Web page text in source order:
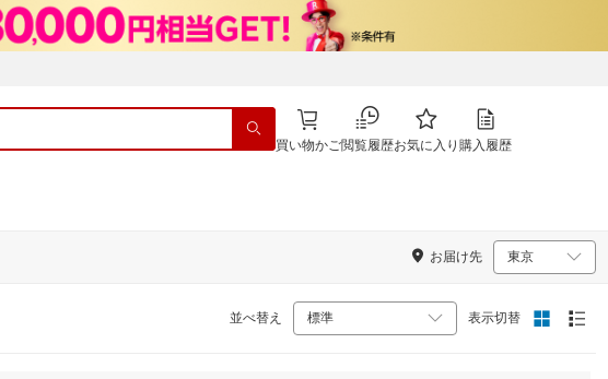
買い物かご閲覧履歴お気に入り 購入履歴
お届け先
並べ替え 表示切替